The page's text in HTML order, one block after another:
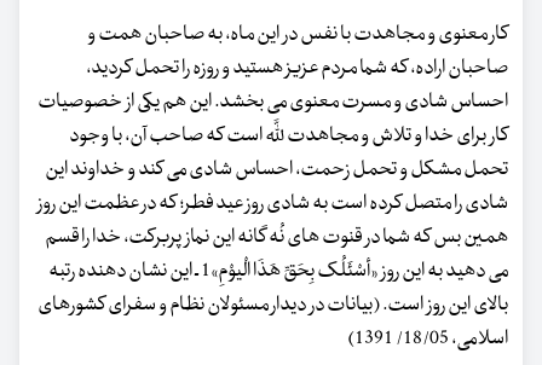
کار معنوی و مجاهدت با نفس در این ماه، به صاحبان همت و
صاحبان اراده، که شما مردم عزیز هستید و روزه را تحمل کردید،
احساس شادی و مسرت معنوی می بخشد. این هم یکی از خصوصیات
کار برای خدا و تلاش و مجاهدت للَّه است که صاحب آن، با وجود
تحمل مشکل و تحمل زحمت، احساس شادی می کند و خداوند این
شادی را متصل کرده است به شادی روز عید فطر؛ که در عظمت این روز
همین بس که شما در قنوت های نُه گانه این نماز پربرکت، خدا را قسم
می دهید به این روز «أسْئَلُک بِحَقِّ هَذَا الْیوْمِ»1 ـ این نشان دهنده رتبه
بالای این روز است. (بیانات در دیدار مسئولان نظام و سفرای کشورهای
اسلامی، 18/05/ 1391)